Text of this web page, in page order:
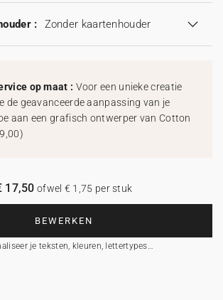
: Zonder kaartenhouder
op maat : Voor een unieke creatie
de geavanceerde aanpassing van je
aan een grafisch ontwerper van Cotton
)
BEWERKEN
je teksten, kleuren, lettertypes…
17,50 ofwel € 1,75 per stuk